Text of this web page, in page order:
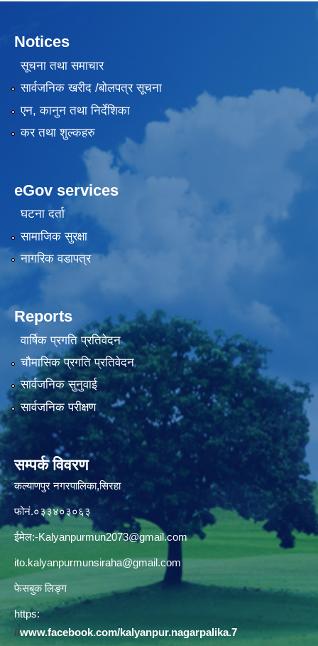
Notices
सूचना तथा समाचार
सार्वजनिक खरीद /बोलपत्र सूचना
एन, कानुन तथा निर्देशिका
कर तथा शुल्कहरु
eGov services
घटना दर्ता
सामाजिक सुरक्षा
नागरिक वडापत्र
Reports
वार्षिक प्रगति प्रतिवेदन
चौमासिक प्रगति प्रतिवेदन
सार्वजनिक सुनुवाई
सार्वजनिक परीक्षण
सम्पर्क विवरण
कल्याणपुर नगरपालिका,सिरहा
फोनं.०३३४०३०६३
ईमेल:-Kalyanpurmun2073@gmail.com
ito.kalyanpurmunsiraha@gmail.com
फेसबुक लिङ्ग
https:
//www.facebook.com/kalyanpur.nagarpalika.7